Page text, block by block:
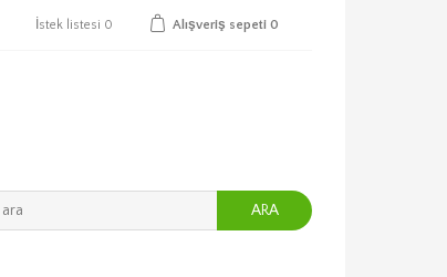
İstek listesi 0 Alışveriş sepeti 0
ARA